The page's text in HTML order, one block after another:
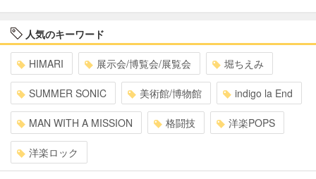
人気のキーワード
HIMARI 展示会/博覧会/展覧会 堀ちえみ
SUMMER SONIC 美術館/博物館 indigo la End
MAN WITH A MISSION 格闘技 洋楽POPS
洋楽ロック